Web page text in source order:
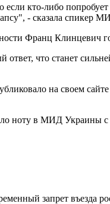
кто-либо
- сказала спикер
Франц Клинцевич
что станет
на своем
ноту в МИД Украины
запрет